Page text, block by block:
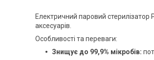
Електричний паровий стерилізатор
аксесуарів.
Особливості та переваги:
Знищує до 99,9% мікробів: